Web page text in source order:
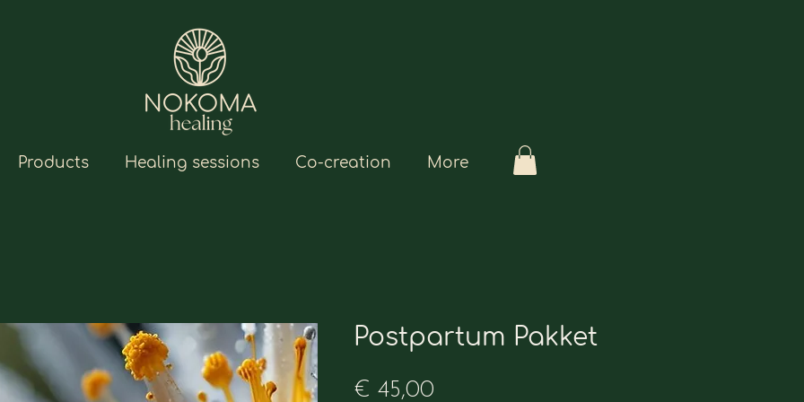
Products Healing sessions Co-creation More
Postpartum Pakket
€ 45,00